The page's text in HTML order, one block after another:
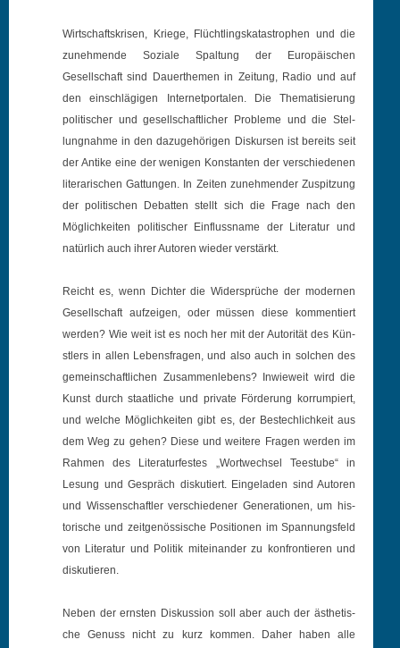
Wirtschaft­skrisen, Kriege, Flüchtlingskatas­tro­phen und die
zunehmende Soziale Spal­tung der Europäis­chen
Gesellschaft sind Dauerthe­men in Zeitung, Radio und auf
den ein­schlägi­gen Inter­net­por­tal­en. Die The­ma­tisierung
poli­tis­ch­er und gesellschaftlich­er Prob­leme und die Stel­
lung­nahme in den dazuge­höri­gen Diskursen ist bere­its seit
der Antike eine der weni­gen Kon­stan­ten der ver­schiede­nen
lit­er­arischen Gat­tun­gen. In Zeit­en zunehmender Zus­pitzung
der poli­tis­chen Debat­ten stellt sich die Frage nach den
Möglichkeit­en poli­tis­ch­er Ein­flussname der Lit­er­atur und
natür­lich auch ihrer Autoren wieder verstärkt.
Reicht es, wenn Dichter die Wider­sprüche der mod­er­nen
Gesellschaft aufzeigen, oder müssen diese kom­men­tiert
wer­den? Wie weit ist es noch her mit der Autorität des Kün­
stlers in allen Lebens­fra­gen, und also auch in solchen des
gemein­schaftlichen Zusam­men­lebens? Inwieweit wird die
Kun­st durch staatliche und pri­vate Förderung kor­rumpiert,
und welche Möglichkeit­en gibt es, der Bestech­lichkeit aus
dem Weg zu gehen? Diese und weit­ere Fra­gen wer­den im
Rah­men des Lit­er­atur­festes „Wortwech­sel Teestube“ in
Lesung und Gespräch disku­tiert. Ein­ge­laden sind Autoren
und Wis­senschaftler ver­schieden­er Gen­er­a­tio­nen, um his­
torische und zeit­genös­sis­che Posi­tio­nen im Span­nungs­feld
von Lit­er­atur und Poli­tik miteinan­der zu kon­fron­tieren und
diskutieren.
Neben der ern­sten Diskus­sion soll aber auch der ästhetis­
che Genuss nicht zu kurz kom­men. Daher haben alle